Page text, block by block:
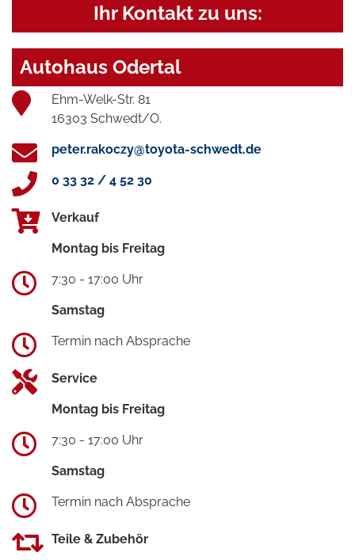
Ihr Kontakt zu uns:
Autohaus Odertal
Ehm-Welk-Str. 81
16303 Schwedt/O.
peter.rakoczy@toyota-schwedt.de
0 33 32 / 4 52 30
Verkauf
Montag bis Freitag
7:30 - 17:00 Uhr
Samstag
Termin nach Absprache
Service
Montag bis Freitag
7:30 - 17:00 Uhr
Samstag
Termin nach Absprache
Teile & Zubehör